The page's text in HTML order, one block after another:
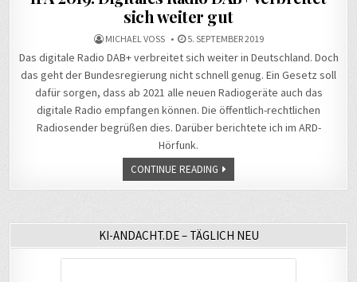
sich weiter gut
MICHAEL VOSS 5. SEPTEMBER 2019
Das digitale Radio DAB+ verbreitet sich weiter in Deutschland. Doch
das geht der Bundesregierung nicht schnell genug. Ein Gesetz soll
dafür sorgen, dass ab 2021 alle neuen Radiogeräte auch das
digitale Radio empfangen können. Die öffentlich-rechtlichen
Radiosender begrüßen dies. Darüber berichtete ich im ARD-
Hörfunk.
CONTINUE READING
KI-ANDACHT.DE – TÄGLICH NEU